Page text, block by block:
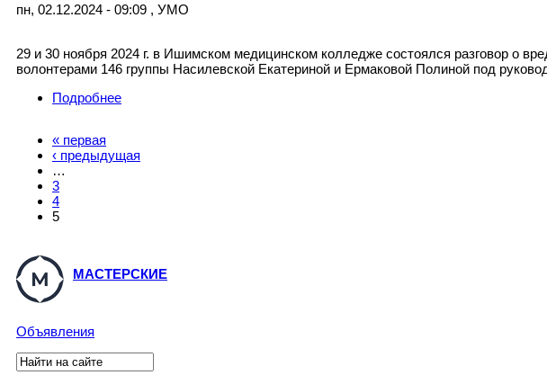
пн, 02.12.2024 - 09:09 , УМО
29 и 30 ноября 2024 г. в Ишимском медицинском колледже состоялся разговор о
волонтерами 146 группы Насилевской Екатериной и Ермаковой Полиной под
Подробнее
Страницы
« первая
‹ предыдущая
…
3
4
5
МАСТЕРСКИЕ
Объявления
Форма поиска
Поиск